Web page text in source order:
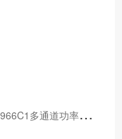
青
智8966C1多通道功率分析仪